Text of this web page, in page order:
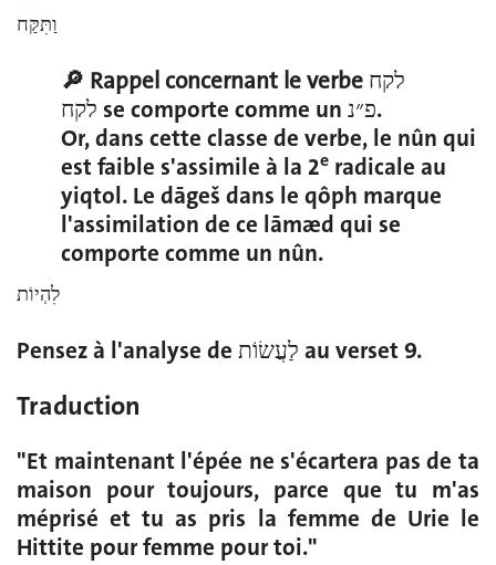
וַתִּקַּח
🔎 Rappel concernant le verbe לקח
לקח se comporte comme un פ״נ.
Or, dans cette classe de verbe, le nûn qui
est faible s'assimile à la 2e radicale au
yiqtol. Le dāgeš dans le qôph marque
l'assimilation de ce lāmæd qui se
comporte comme un nûn.
לִהְיוֹת
Pensez à l'analyse de לַעֲשׂוֹת au verset 9.
Traduction
"Et maintenant l'épée ne s'écartera pas de ta
maison pour toujours, parce que tu m'as
méprisé et tu as pris la femme de Urie le
Hittite pour femme pour toi."